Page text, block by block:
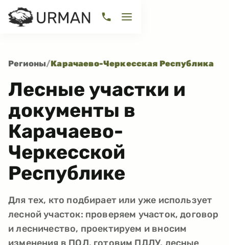
Регионы/Карачаево-Черкесская Республика
Лесные участки и
документы в
Карачаево-
Черкесской
Республике
Для тех, кто подбирает или уже использует
лесной участок: проверяем участок, договор
и лесничество, проектируем и вносим